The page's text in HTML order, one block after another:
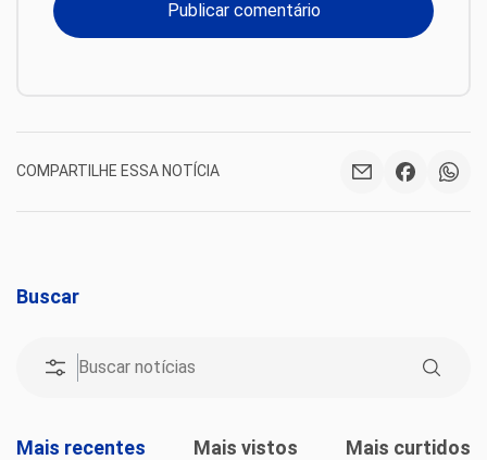
COMPARTILHE ESSA NOTÍCIA
Buscar
Mais recentes Mais vistos Mais curtidos